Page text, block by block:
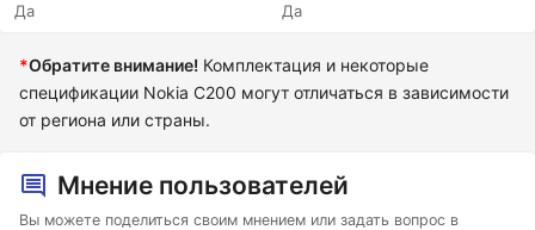
Да
Да
*Обратите внимание! Комплектация и некоторые
спецификации Nokia C200 могут отличаться в зависимости
от региона или страны.
Мнение пользователей
Вы можете поделиться своим мнением или задать вопрос в